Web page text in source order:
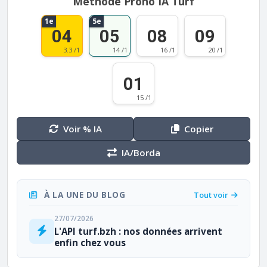
1e
04
3.3 /1
5e
05
14 /1
08
16 /1
09
20 /1
01
15 /1
Voir % IA
Copier
IA/Borda
À LA UNE DU BLOG Tout voir
27/07/2026
L'API turf.bzh : nos données arrivent
enfin chez vous